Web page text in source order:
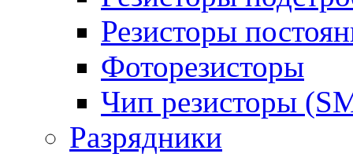
Резисторы
Фоторезисторы
Чип резисторы
Разрядники